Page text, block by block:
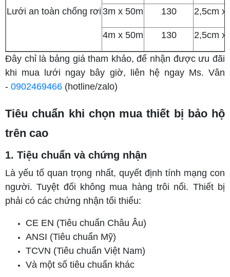
Lưới an toàn chống rơi 3m x 50m 130 2,5cm x
4m x 50m 130 2,5cm x
Đây chỉ là bảng giá tham khảo, để nhận được ưu đãi
khi mua lưới ngay bây giờ, liên hệ ngay Ms. Vân
- 0902469466 (hotline/zalo)
Tiêu chuẩn khi chọn mua thiết bị bảo hộ
trên cao
1. Tiệu chuẩn và chứng nhận
Là yếu tố quan trọng nhất, quyết định tính mạng con
người. Tuyệt đối không mua hàng trôi nổi. Thiết bị
phải có các chứng nhận tối thiểu:
CE EN (Tiêu chuẩn Châu Âu)
ANSI (Tiêu chuẩn Mỹ)
TCVN (Tiêu chuẩn Việt Nam)
Và một số tiêu chuẩn khác